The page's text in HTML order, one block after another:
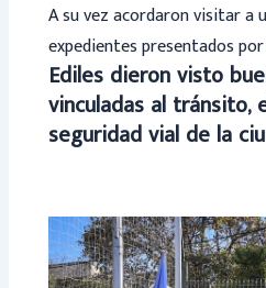
A su vez acordaron visitar a
expedientes presentados
Ediles dieron visto
vinculadas al
seguridad vial de la